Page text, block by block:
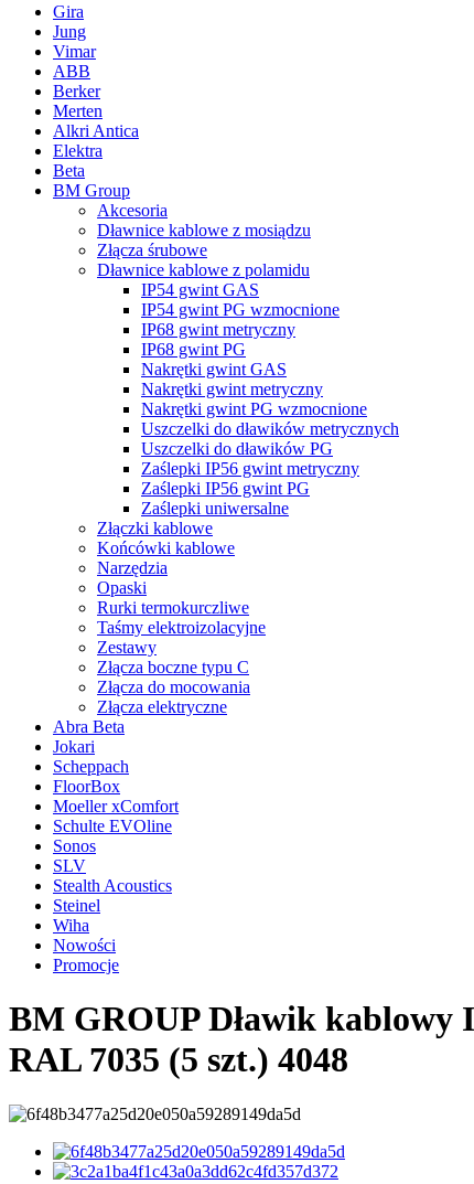
Gira
Jung
Vimar
ABB
Berker
Merten
Alkri Antica
Elektra
Beta
BM Group
Akcesoria
Dławnice kablowe z mosiądzu
Złącza śrubowe
Dławnice kablowe z polamidu
IP54 gwint GAS
IP54 gwint PG wzmocnione
IP68 gwint metryczny
IP68 gwint PG
Nakrętki gwint GAS
Nakrętki gwint metryczny
Nakrętki gwint PG wzmocnione
Uszczelki do dławików metrycznych
Uszczelki do dławików PG
Zaślepki IP56 gwint metryczny
Zaślepki IP56 gwint PG
Zaślepki uniwersalne
Złączki kablowe
Końcówki kablowe
Narzędzia
Opaski
Rurki termokurczliwe
Taśmy elektroizolacyjne
Zestawy
Złącza boczne typu C
Złącza do mocowania
Złącza elektryczne
Abra Beta
Jokari
Scheppach
FloorBox
Moeller xComfort
Schulte EVOline
Sonos
SLV
Stealth Acoustics
Steinel
Wiha
Nowości
Promocje
BM GROUP Dławik kablowy
RAL 7035 (5 szt.) 4048